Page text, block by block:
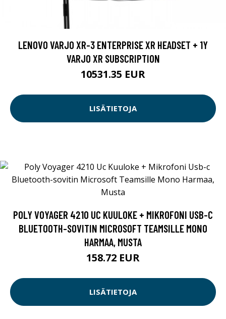
LENOVO VARJO XR-3 ENTERPRISE XR HEADSET + 1Y
VARJO XR SUBSCRIPTION
10531.35 EUR
LISÄTIETOJA
POLY VOYAGER 4210 UC KUULOKE + MIKROFONI USB-C
BLUETOOTH-SOVITIN MICROSOFT TEAMSILLE MONO
HARMAA, MUSTA
158.72 EUR
LISÄTIETOJA